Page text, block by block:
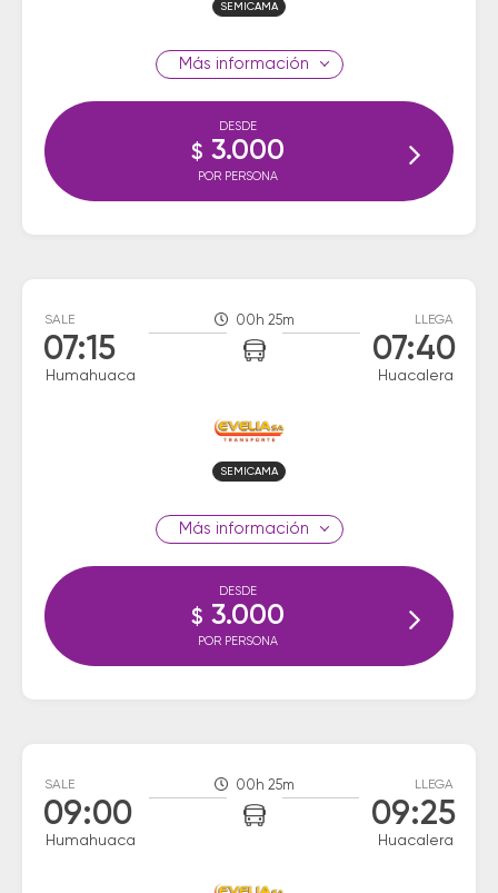
SEMICAMA
información
DESDE
$ 3.000
POR PERSONA
SALE
07:15
Humahuaca
00h 25m LLEGA
07:40
Huacalera
SEMICAMA
información
DESDE
$ 3.000
POR PERSONA
SALE
09:00
Humahuaca
00h 25m LLEGA
09:25
Huacalera